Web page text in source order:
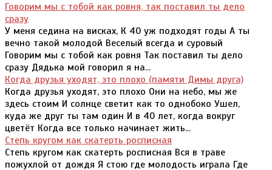
Говорим мы с тобой как ровня, так поставил ты дело
сразу
У меня седина на висках, К 40 уж подходят годы А ты
вечно такой молодой Веселый всегда и суровый
Говорим мы с тобой как ровня Так поставил ты дело
сразу Дядька мой говорил я на...
Когда друзья уходят, это плохо (памяти Димы друга)
Когда друзья уходят, это плохо Они на небо, мы же
здесь стоим И солнце светит как то однобоко Ушел,
куда же друг ты там один И в 40 лет, когда вокруг
цветёт Когда все только начинает жить...
Степь кругом как скатерть росписная
Степь кругом как скатерть росписная Вся в траве
пожухлой от дождя Я стою где молодость играла Где